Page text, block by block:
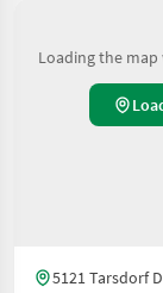
Loading the
5121 Tarsdorf